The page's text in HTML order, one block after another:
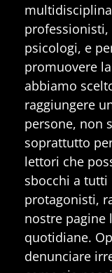
psicologi, e
promuovere
abbiamo
raggiungere
persone, non
soprattutto
lettori che
sbocchi a
protagonisti,
nostre
quotidiane.
denunciare